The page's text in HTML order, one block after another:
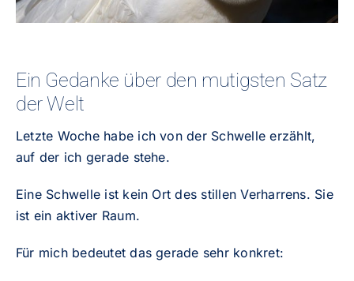
Ein Gedanke über den mutigsten Satz
der Welt
Letzte Woche habe ich von der Schwelle erzählt,
auf der ich gerade stehe.
Eine Schwelle ist kein Ort des stillen Verharrens. Sie
ist ein aktiver Raum.
Für mich bedeutet das gerade sehr konkret: